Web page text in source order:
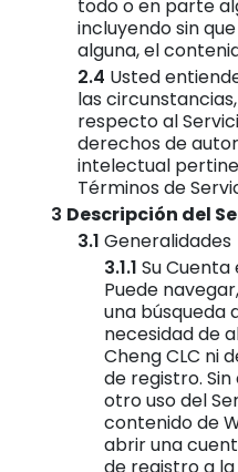
todo o en parte
incluyendo sin
alguna, el
Usted
las
respecto al
derechos de
intelectual
Términos de
Descripción del
Generalidades
Su
Puede
una búsqueda
necesidad de
Cheng CLC ni
de registro.
otro uso del
contenido de
abrir una
de registro a